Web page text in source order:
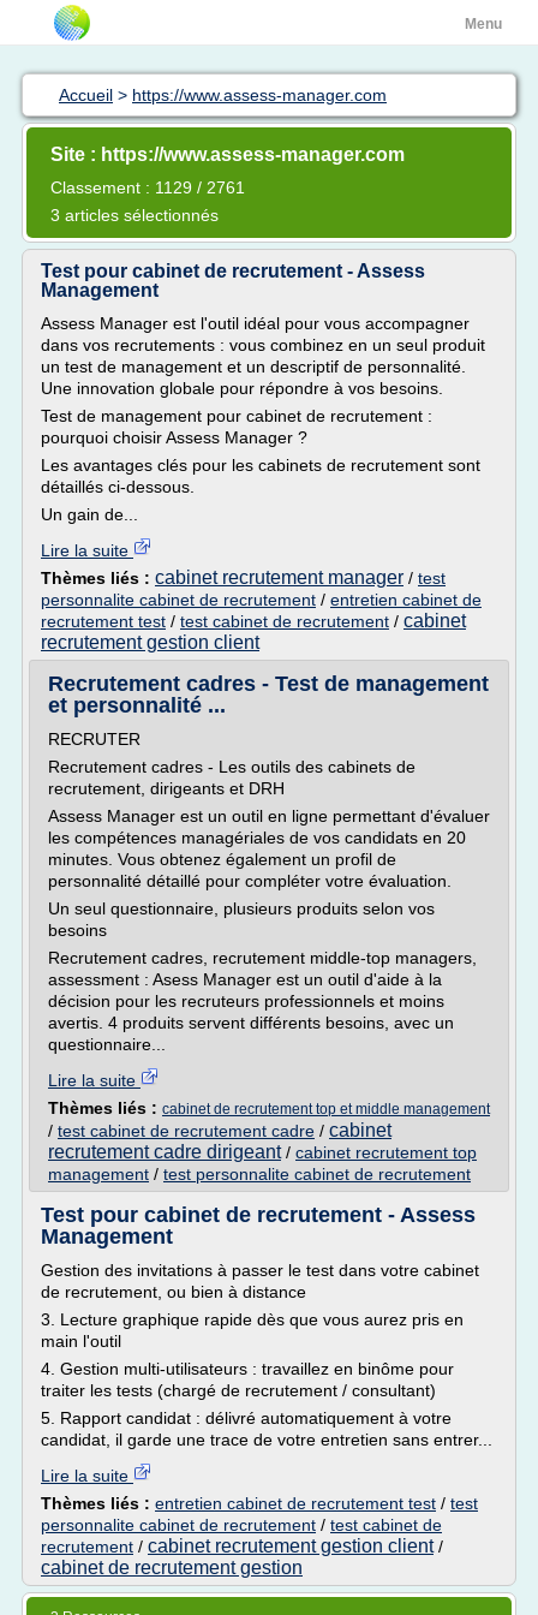
Menu
Accueil > https://www.assess-manager.com
Site : https://www.assess-manager.com
Classement : 1129 / 2761
3 articles sélectionnés
Test pour cabinet de recrutement - Assess
Management
Assess Manager est l'outil idéal pour vous accompagner
dans vos recrutements : vous combinez en un seul produit
un test de management et un descriptif de personnalité.
Une innovation globale pour répondre à vos besoins.
Test de management pour cabinet de recrutement :
pourquoi choisir Assess Manager ?
Les avantages clés pour les cabinets de recrutement sont
détaillés ci-dessous.
Un gain de...
Lire la suite
Thèmes liés : cabinet recrutement manager / test
personnalite cabinet de recrutement / entretien cabinet de
recrutement test / test cabinet de recrutement / cabinet
recrutement gestion client
Recrutement cadres - Test de management
et personnalité ...
RECRUTER
Recrutement cadres - Les outils des cabinets de
recrutement, dirigeants et DRH
Assess Manager est un outil en ligne permettant d'évaluer
les compétences managériales de vos candidats en 20
minutes. Vous obtenez également un profil de
personnalité détaillé pour compléter votre évaluation.
Un seul questionnaire, plusieurs produits selon vos
besoins
Recrutement cadres, recrutement middle-top managers,
assessment : Asess Manager est un outil d'aide à la
décision pour les recruteurs professionnels et moins
avertis. 4 produits servent différents besoins, avec un
questionnaire...
Lire la suite
Thèmes liés : cabinet de recrutement top et middle management
/ test cabinet de recrutement cadre / cabinet
recrutement cadre dirigeant/ cabinet recrutement top
management / test personnalite cabinet de recrutement
Test pour cabinet de recrutement - Assess
Management
Gestion des invitations à passer le test dans votre cabinet
de recrutement, ou bien à distance
3. Lecture graphique rapide dès que vous aurez pris en
main l'outil
4. Gestion multi-utilisateurs : travaillez en binôme pour
traiter les tests (chargé de recrutement / consultant)
5. Rapport candidat : délivré automatiquement à votre
candidat, il garde une trace de votre entretien sans entrer...
Lire la suite
Thèmes liés : entretien cabinet de recrutement test / test
personnalite cabinet de recrutement / test cabinet de
recrutement / cabinet recrutement gestion client/
cabinet de recrutement gestion